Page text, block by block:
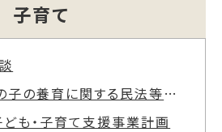
子育て
関する民法等改正（共同親権等）について
も・子育て支援事業計画